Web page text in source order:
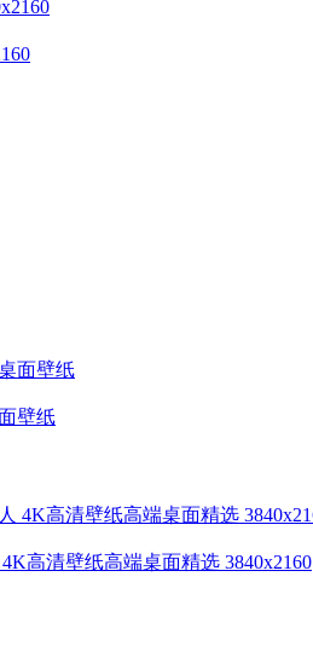
壁纸
高清壁纸高端桌面精选 3840x2160